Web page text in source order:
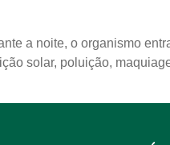
a noite, o organismo
solar, poluição,